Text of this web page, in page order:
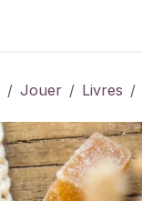
Jouer Livres